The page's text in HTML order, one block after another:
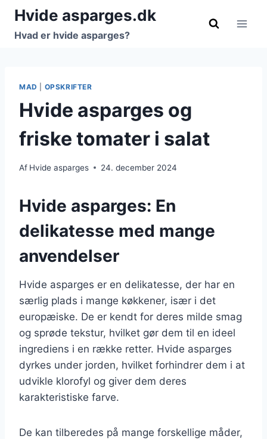
Fortsæt
indhold
Hvide asparges.dk
Hvad er hvide asparges?
MAD OPSKRIFTER
Hvide asparges og
friske tomater i salat
Af Hvide asparges 24. december 2024
Hvide asparges: En
delikatesse med mange
anvendelser
Hvide asparges er en delikatesse, der har en
særlig plads i mange køkkener, især i det
europæiske. De er kendt for deres milde smag
og sprøde tekstur, hvilket gør dem til en ideel
ingrediens i en række retter. Hvide asparges
dyrkes under jorden, hvilket forhindrer dem i at
udvikle klorofyl og giver dem deres
karakteristiske farve.
De kan tilberedes på mange forskellige måder,